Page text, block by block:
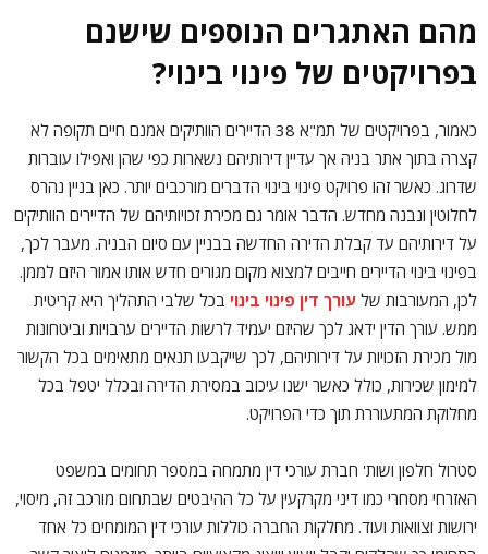
מהם האתגרים הנוספים שישנם
בפרויקטים של פינוי בינוי?
כאמור, בפרויקטים של תמ"א 38 הדיירים הוותיקים אמנם חיים תקופה לא
קצרה בתוך אתר בניה אך עדיין דירותיהם נשארות כפי שהן ואפילו עוברות
שדרוג. כאשר זהו פרויקט פינוי בינוי הדברים מורכבים יותר. כאן בניין נהרס
לחלוטין ונבנה מחדש. הדבר אומר גם מכירת זכויותיהם של הדיירים הוותיקים
על דירותיהם עד קבלת הדירה החדשה בבניין עם סיום הבניה. מעבר לכך,
בפינוי בינוי הדיירים חייבים למצוא מקום מגורים חדש אותו אמור היזם לממן.
לכן, המעורבות של עורך דין פינוי בינוי בכל שלבי התהליך היא קריטית
ממש. עורך הדין ידאג לכך שהיזם יעמיד לרשות הדיירים ערבויות וביטחונות
מול מכירת הזכויות על דירותיהם, לכך שייקבעו תנאים מתאימים בכל הקשור
למימון שכירות, כולל כאשר ישנו עיכוב במסירת הדירה ובכלל יטפל בכל
מחלוקת המתעוררת תוך כדי הפרויקט.
סטרול חלפון ושות' חברת עורכי דין מתמחה במספר תחומים במשפט
האזרחי מסחרי כמו דיני מקרקעין על כל ההיבטים שבתחום מורכב זה, מיסוי,
ירושות וצוואות ועוד. מחלקות החברה כוללות עורכי דין המומחים כל אחד